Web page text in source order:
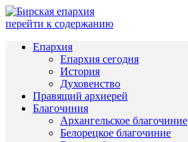
перейти к содержанию
Епархия
Епархия сегодня
История
Духовенство
Правящий архиерей
Благочиния
Архангельское благочиние
Белорецкое благочиние